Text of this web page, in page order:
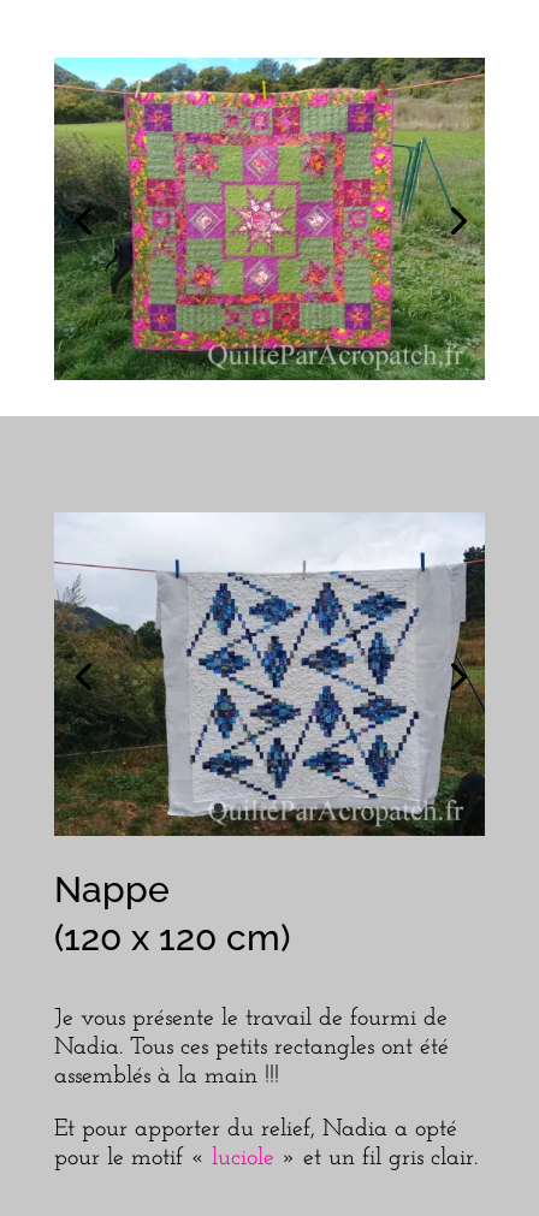
Nappe
(120 x 120 cm)
Je vous présente le travail de fourmi de
Nadia. Tous ces petits rectangles ont été
assemblés à la main !!!
Et pour apporter du relief, Nadia a opté
pour le motif « luciole » et un fil gris clair.